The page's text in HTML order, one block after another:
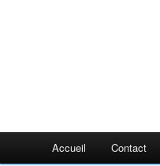
Accueil Contact